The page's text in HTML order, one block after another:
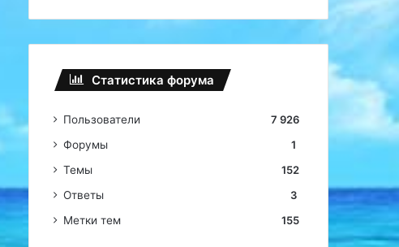
Статистика форума
Пользователи
7 926
Форумы
1
Темы
152
Ответы
3
Метки тем
155